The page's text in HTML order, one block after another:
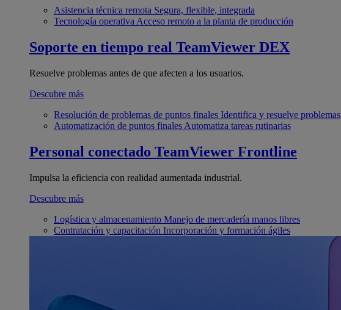
Asistencia técnica remota Segura, flexible, integrada
Tecnología operativa Acceso remoto a la planta de producción
Soporte en tiempo real TeamViewer DEX
Resuelve problemas antes de que afecten a los usuarios.
Descubre más
Resolución de problemas de puntos finales Identifica y resuelve problemas
Automatización de puntos finales Automatiza tareas rutinarias
Personal conectado TeamViewer Frontline
Impulsa la eficiencia con realidad aumentada industrial.
Descubre más
Logística y almacenamiento Manejo de mercadería manos libres
Contratación y capacitación Incorporación y formación ágiles